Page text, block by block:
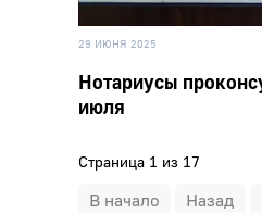
29 ИЮНЯ 2025
Нотариусы
июля
Страница 1 из 17
В начало Назад